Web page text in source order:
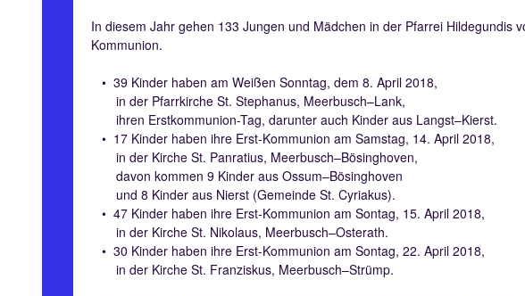
In diesem Jahr gehen 133 Jungen und Mädchen in der Pfarrei Hildegundis
Kommunion.
• 39 Kinder haben am Weißen Sonntag, dem 8. April 2018,
in der Pfarrkirche St. Stephanus, Meerbusch–Lank,
ihren Erstkommunion-Tag, darunter auch Kinder aus Langst–Kierst.
• 17 Kinder haben ihre Erst-Kommunion am Samstag, 14. April 2018,
in der Kirche St. Panratius, Meerbusch–Bösinghoven,
davon kommen 9 Kinder aus Ossum–Bösinghoven
und 8 Kinder aus Nierst (Gemeinde St. Cyriakus).
• 47 Kinder haben ihre Erst-Kommunion am Sontag, 15. April 2018,
in der Kirche St. Nikolaus, Meerbusch–Osterath.
• 30 Kinder haben ihre Erst-Kommunion am Sontag, 22. April 2018,
in der Kirche St. Franziskus, Meerbusch–Strümp.